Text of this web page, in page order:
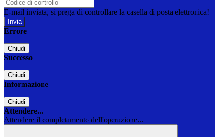
E-mail inviata, si prega di controllare la casella di posta elettronica!
Errore
Chiudi
Successo
Chiudi
Informazione
Chiudi
Attendere...
Attendere il completamento dell'operazione...